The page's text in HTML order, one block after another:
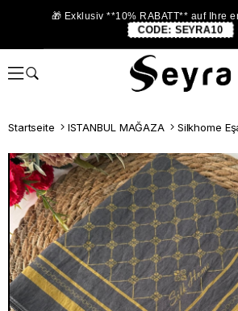
🎁 Exklusiv **10% RABATT** auf Ihre
CODE: SEYRA10
Startseite ISTANBUL MAĞAZA Silkhome